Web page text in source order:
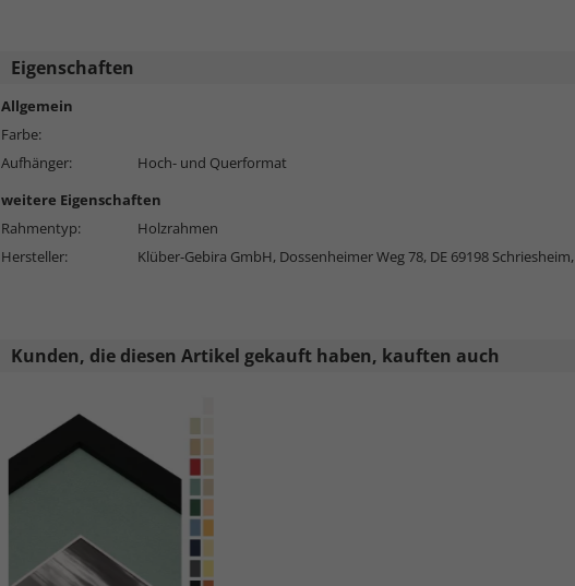
Eigenschaften
Allgemein
Farbe:
Aufhänger:
Hoch- und Querformat
weitere Eigenschaften
Rahmentyp:
Holzrahmen
Hersteller:
Klüber-Gebira GmbH, Dossenheimer Weg 78, DE 69198 Schriesheim,
Kunden, die diesen Artikel gekauft haben, kauften auch